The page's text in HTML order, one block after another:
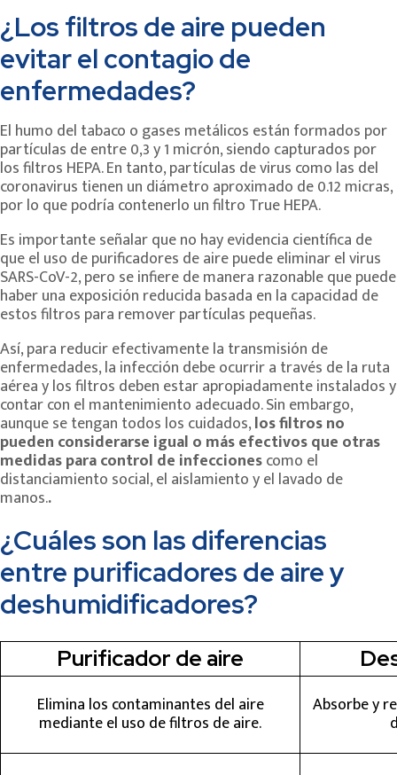
¿Los filtros de aire pueden
evitar el contagio de
enfermedades?
El humo del tabaco o gases metálicos están formados por
partículas de entre 0,3 y 1 micrón, siendo capturados por
los filtros HEPA. En tanto, partículas de virus como las del
coronavirus tienen un diámetro aproximado de 0.12 micras,
por lo que podría contenerlo un filtro True HEPA.
Es importante señalar que no hay evidencia científica de
que el uso de purificadores de aire puede eliminar el virus
SARS-CoV-2, pero se infiere de manera razonable que puede
haber una exposición reducida basada en la capacidad de
estos filtros para remover partículas pequeñas.
Así, para reducir efectivamente la transmisión de
enfermedades, la infección debe ocurrir a través de la ruta
aérea y los filtros deben estar apropiadamente instalados y
contar con el mantenimiento adecuado. Sin embargo,
aunque se tengan todos los cuidados,los filtros no
pueden considerarse igual o más efectivos que otras
medidas para control de infeccionescomo el
distanciamiento social, el aislamiento y el lavado de
manos..
¿Cuáles son las diferencias
entre purificadores de aire y
deshumidificadores?
Purificador de aire
Elimina los contaminantes del aire
mediante el uso de filtros de aire.
Absorbe y